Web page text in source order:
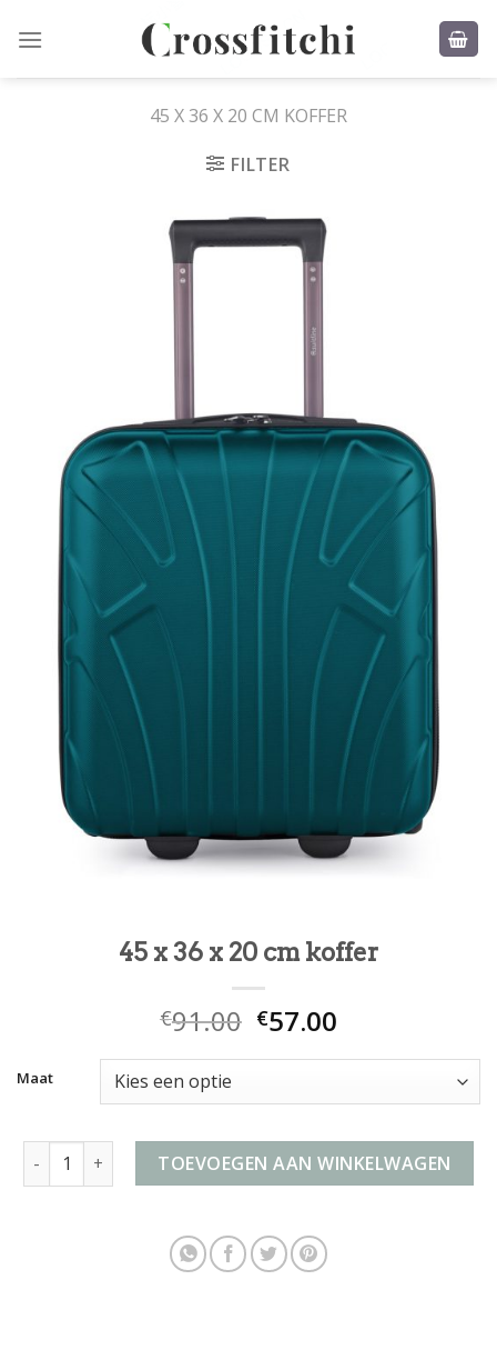
45 X 36 X 20 CM KOFFER
FILTER
45 x 36 x 20 cm koffer
€91.00 €57.00
Maat
45 x 36 x 20 cm koffer aantalTOEVOEGEN AAN WINKELWAGEN